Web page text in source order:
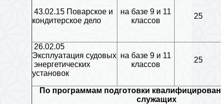
43.02.15 Поварское и
кондитерское дело
на базе 9 и 11
классов
25
26.02.05
Эксплуатация судовых
энергетических
установок
на базе 9 и 11
классов
25
По программам подготовки
служащих